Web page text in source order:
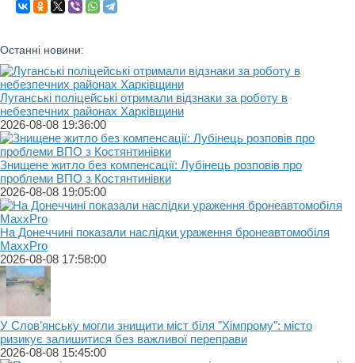
Останні новини:
Луганські поліцейські отримали відзнаки за роботу в
небезпечних районах Харківщини
2026-08-08 19:36:00
Знищене житло без компенсації: Лубінець розповів про
проблеми ВПО з Костянтинівки
2026-08-08 19:05:00
На Донеччині показали наслідки ураження бронеавтомобіля
MaxxPro
2026-08-08 17:58:00
У Слов’янську могли знищити міст біля "Хімпрому": місто
ризикує залишитися без важливої переправи
2026-08-08 15:45:00